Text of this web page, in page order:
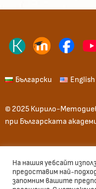
Български English
© 2025 Кирило-
при Българската
Използван шрифт:
На нашия уебсайт
предоставим най-
запомним вашите